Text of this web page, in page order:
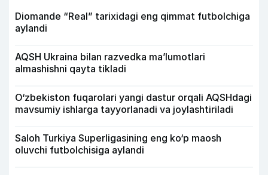
Diomande “Real” tarixidagi eng qimmat futbolchiga
aylandi
AQSH Ukraina bilan razvedka ma’lumotlari
almashishni qayta tikladi
O‘zbekiston fuqarolari yangi dastur orqali AQSHdagi
mavsumiy ishlarga tayyorlanadi va joylashtiriladi
Saloh Turkiya Superligasining eng ko‘p maosh
oluvchi futbolchisiga aylandi